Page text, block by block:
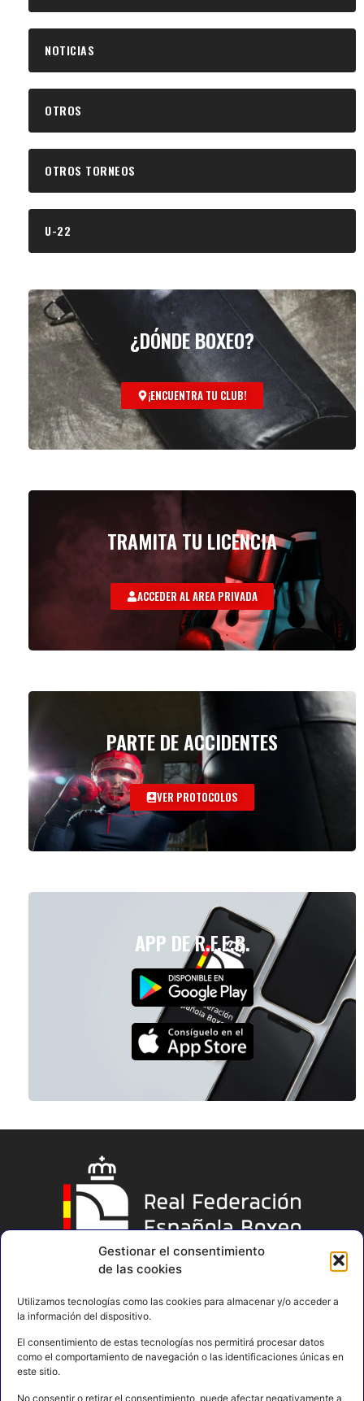
Gestionar el consentimiento
de las cookies
Utilizamos tecnologías como las cookies para almacenar y/o acceder a
la información del dispositivo.
El consentimiento de estas tecnologías nos permitirá procesar datos
como el comportamiento de navegación o las identificaciones únicas en
este sitio.
No consentir o retirar el consentimiento, puede afectar negativamente a
NOTICIAS
OTROS
OTROS TORNEOS
U-22
¿DÓNDE BOXEO?
¡ENCUENTRA TU CLUB!
TRAMITA TU LICENCIA
ACCEDER AL AREA PRIVADA
PARTE DE ACCIDENTES
VER PROTOCOLOS
APP DE R.F.E.B.